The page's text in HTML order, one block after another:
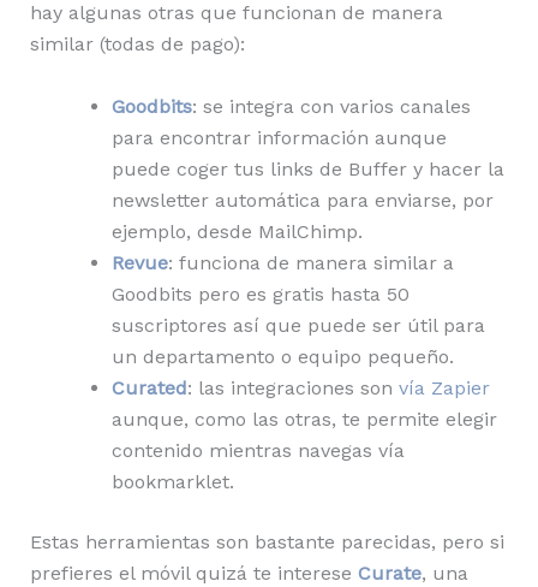
hay algunas otras que funcionan de manera
similar (todas de pago):
Goodbits: se integra con varios canales
para encontrar información aunque
puede coger tus links de Buffer y hacer la
newsletter automática para enviarse, por
ejemplo, desde MailChimp.
Revue: funciona de manera similar a
Goodbits pero es gratis hasta 50
suscriptores así que puede ser útil para
un departamento o equipo pequeño.
Curated: las integraciones son vía Zapier
aunque, como las otras, te permite elegir
contenido mientras navegas vía
bookmarklet.
Estas herramientas son bastante parecidas, pero si
prefieres el móvil quizá te interese Curate, una